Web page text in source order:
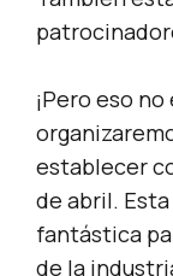
¡Pero eso
establecer
de abril.
fantástica
de la